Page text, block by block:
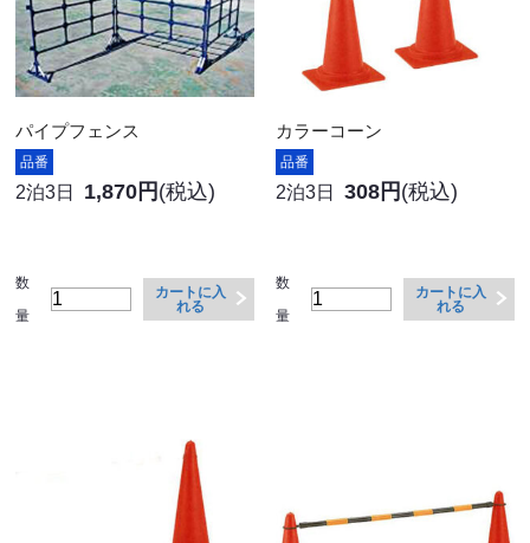
パイプフェンス
品番
2泊3日 1,870円 (税込)
数
量
カートに入
れる
カラーコーン
品番
2泊3日 308円 (税込)
数
量
カートに入
れる